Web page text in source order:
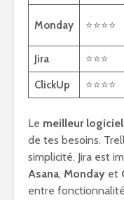
Monday ⭐⭐⭐⭐
Jira ⭐⭐⭐
ClickUp ⭐⭐⭐⭐
Le meilleur
de tes besoins.
simplicité. Jira est
Asana, Monday et
entre